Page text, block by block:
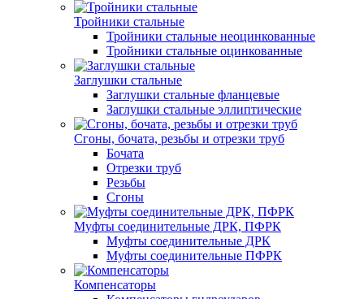
Тройники стальные
Тройники стальные неоцинкованные
Тройники стальные оцинкованные
Заглушки стальные
Заглушки стальные фланцевые
Заглушки стальные эллиптические
Сгоны, бочата, резьбы и отрезки труб
Бочата
Отрезки труб
Резьбы
Сгоны
Муфты соединительные ДРК, ПФРК
Муфты соединительные ДРК
Муфты соединительные ПФРК
Компенсаторы